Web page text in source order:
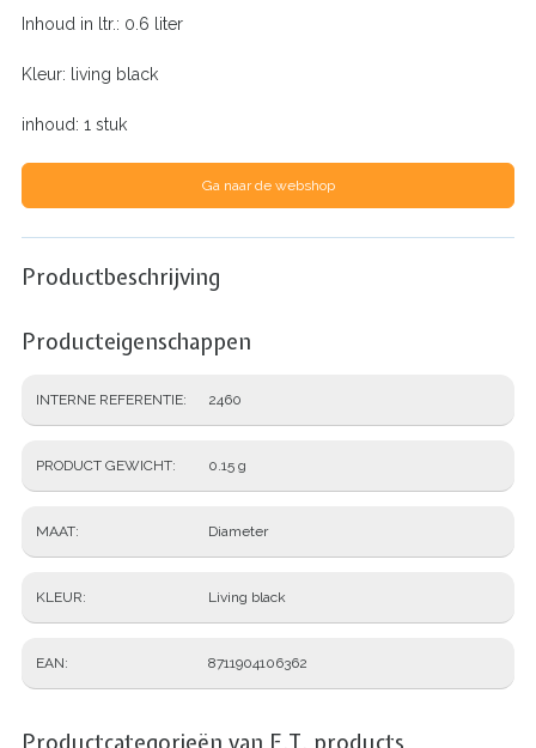
Inhoud in ltr.: 0.6 liter
Kleur: living black
inhoud: 1 stuk
Ga naar de webshop
Productbeschrijving
Producteigenschappen
INTERNE REFERENTIE 2460
PRODUCT GEWICHT 0.15 g
MAAT Diameter
KLEUR Living black
EAN 8711904106362